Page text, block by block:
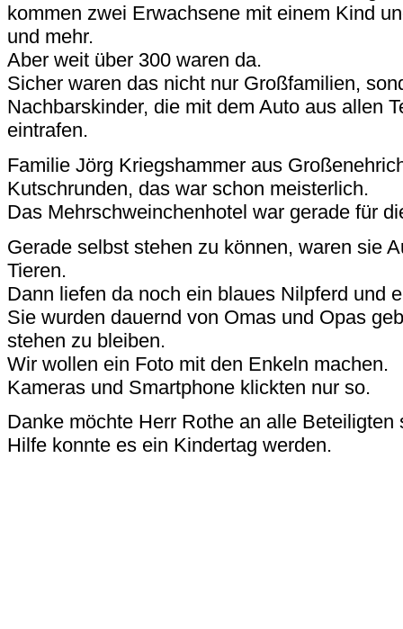
kommen zwei Erwachsene mit einem Kind
und mehr.
Aber weit über 300 waren da.
Sicher waren das nicht nur Großfamilien,
Nachbarskinder, die mit dem Auto aus allen
eintrafen.
Familie Jörg Kriegshammer aus
Kutschrunden, das war schon meisterlich.
Das Mehrschweinchenhotel war gerade für
Gerade selbst stehen zu können, waren sie
Tieren.
Dann liefen da noch ein blaues Nilpferd und
Sie wurden dauernd von Omas und Opas
stehen zu bleiben.
Wir wollen ein Foto mit den Enkeln machen.
Kameras und Smartphone klickten nur so.
Danke möchte Herr Rothe an alle Beteiligten
Hilfe konnte es ein Kindertag werden.